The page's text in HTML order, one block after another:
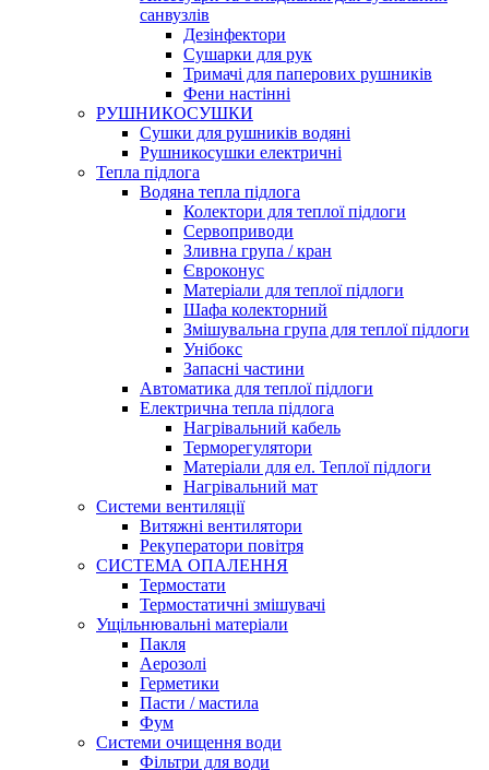
санвузлів
Дезінфектори
Сушарки для рук
Тримачі для паперових рушників
Фени настінні
РУШНИКОСУШКИ
Сушки для рушників водяні
Рушникосушки електричні
Тепла підлога
Водяна тепла підлога
Колектори для теплої підлоги
Сервоприводи
Зливна група / кран
Євроконус
Матеріали для теплої підлоги
Шафа колекторний
Змішувальна група для теплої підлоги
Унібокс
Запасні частини
Автоматика для теплої підлоги
Електрична тепла підлога
Нагрівальний кабель
Терморегулятори
Матеріали для ел. Теплої підлоги
Нагрівальний мат
Системи вентиляції
Витяжні вентилятори
Рекуператори повітря
СИСТЕМА ОПАЛЕННЯ
Термостати
Термостатичні змішувачі
Ущільнювальні матеріали
Пакля
Аерозолі
Герметики
Пасти / мастила
Фум
Системи очищення води
Фільтри для води